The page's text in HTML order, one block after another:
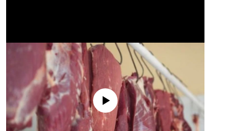
No media source currently available